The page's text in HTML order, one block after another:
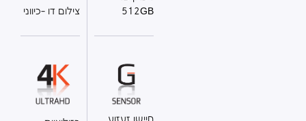
512GB
צילום דו -כיווני